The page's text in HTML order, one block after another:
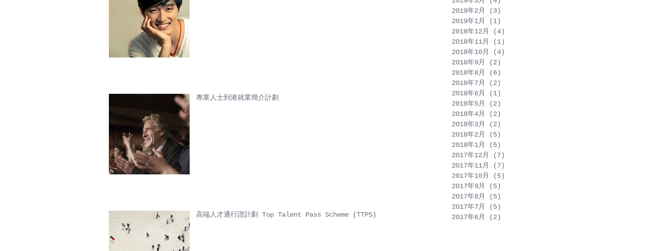
專業人士到港就業簡介計劃
高端人才通行證計劃 Top Talent Pass Scheme (TTPS)
2019年2月
(3)
2019年1月
(1)
2018年12月
(4)
2018年11月
(1)
2018年10月
(4)
2018年9月
(2)
2018年8月
(6)
2018年7月
(2)
2018年6月
(1)
2018年5月
(2)
2018年4月
(2)
2018年3月
(2)
2018年2月
(5)
2018年1月
(5)
2017年12月
(7)
2017年11月
(7)
2017年10月
(5)
2017年9月
(5)
2017年8月
(5)
2017年7月
(5)
2017年6月
(2)